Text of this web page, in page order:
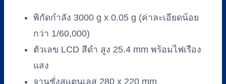
g/0.05
พิกัดกำลัง 3000 g x 0.05 g (ค่าละเอียดน้อย
กว่า 1/60,000)
ตัวเลข LCD สีดำ สูง 25.4 mm พร้อมไฟเรือง
แสง
จานชั่งสแตนเลส 280 x 220 mm